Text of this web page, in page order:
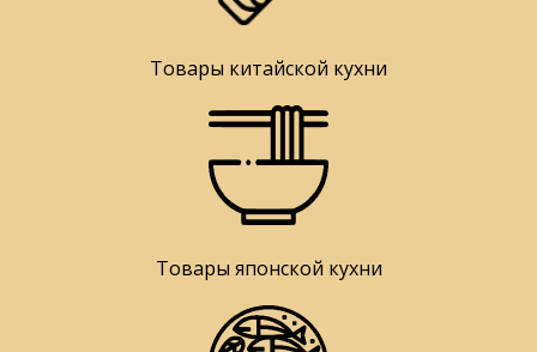
Товары китайской кухни
Товары японской кухни